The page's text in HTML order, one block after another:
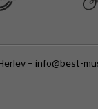
– info@best-